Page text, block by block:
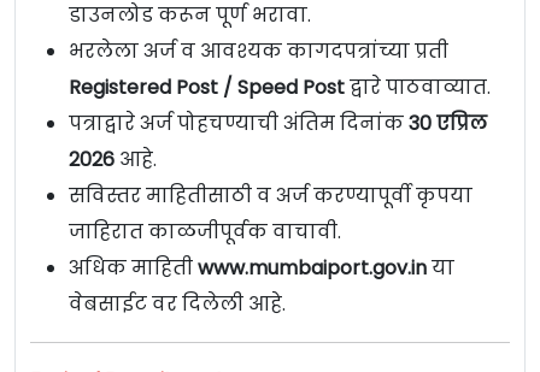
डाउनलोड करून पूर्ण भरावा.
भरलेला अर्ज व आवश्यक कागदपत्रांच्या प्रती
Registered Post / Speed Postद्वारे पाठवाव्यात.
पत्राद्वारे अर्ज पोहचण्याची अंतिम दिनांक30 एप्रिल
2026 आहे.
सविस्तर माहितीसाठी व अर्ज करण्यापूर्वी कृपया
जाहिरात काळजीपूर्वक वाचावी.
अधिक माहितीwww.mumbaiport.gov.inया
वेबसाईट वर दिलेली आहे.